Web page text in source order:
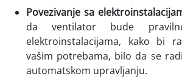
Povezivanje sa
da ventilator bude
elektroinstalacijama, kako bi
vašim potrebama, bilo da se
automatskom upravljanju.